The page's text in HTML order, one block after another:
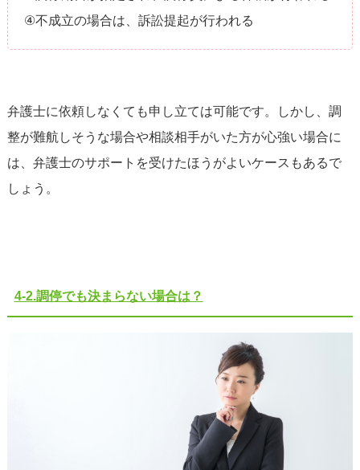
④不成立の場合は、訴訟提起が行われる
弁護士に依頼しなくても申し立ては可能です。しかし、調
整が難航しそうな場合や相談相手がいた方が心強い場合に
は、弁護士のサポートを受けたほうがよいケースもあるで
しょう。
4-2.調停でも決まらない場合は？